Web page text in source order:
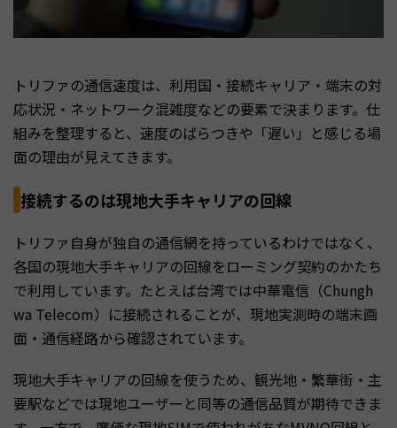
トリファの通信速度は、利用国・接続キャリア・端末の対
応状況・ネットワーク混雑度などの要素で決まります。仕
組みを整理すると、速度のばらつきや「遅い」と感じる場
面の理由が見えてきます。
接続するのは現地大手キャリアの回線
トリファ自身が独自の通信網を持っているわけではなく、
各国の現地大手キャリアの回線をローミング契約のかたち
で利用しています。たとえば台湾では中華電信（Chungh
wa Telecom）に接続されることが、現地実測時の端末画
面・通信経路から確認されています。
現地大手キャリアの回線を使うため、観光地・繁華街・主
要駅などでは現地ユーザーと同等の通信品質が期待できま